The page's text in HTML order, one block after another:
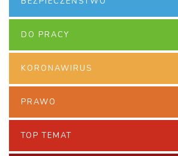
DO PRACY
KORONAWIRUS
PRAWO
TOP TEMAT